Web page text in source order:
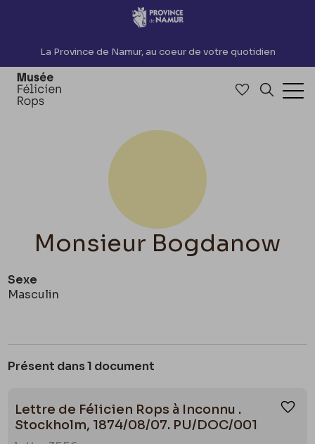
Accèder directement au contenu
La Province de Namur, au coeur de votre quotidien
Accéder à
Monsieur Bogdanow
Sexe
Masculin
Présent dans 1 document
Lettre de Félicien Rops à Inconnu .
Stockholm, 1874/08/07. PU/DOC/001